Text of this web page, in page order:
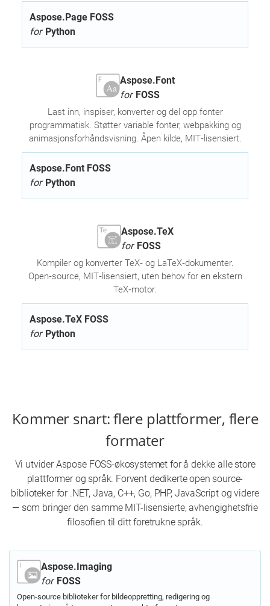
Aspose.Page FOSS
forPython
Aspose.Font
forFOSS
Last inn, inspiser, konverter og del opp fonter
programmatisk. Støtter variable fonter, webpakking og
animasjonsforhåndsvisning. Åpen kilde, MIT‑lisensiert.
Aspose.Font FOSS
forPython
Aspose.TeX
forFOSS
Kompiler og konverter TeX‑ og LaTeX‑dokumenter.
Open‑source, MIT‑lisensiert, uten behov for en ekstern
TeX‑motor.
Aspose.TeX FOSS
forPython
Kommer snart: flere plattformer, flere
formater
Vi utvider Aspose FOSS-økosystemet for å dekke alle store
plattformer og språk. Forvent dedikerte open source-
biblioteker for .NET, Java, C++, Go, PHP, JavaScript og videre
— som bringer den samme MIT-lisensierte, avhengighetsfrie
filosofien til ditt foretrukne språk.
Aspose.Imaging
forFOSS
Open-source biblioteker for bildeoppretting, redigering og